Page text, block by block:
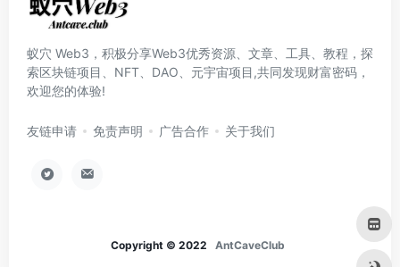
蚁穴 Web3，积极分享Web3优秀资源、文章、工具、教程，探
索区块链项目、NFT、DAO、元宇宙项目,共同发现财富密码，
欢迎您的体验!
友链申请 免责声明 广告合作 关于我们
Copyright © 2022 AntCaveClub